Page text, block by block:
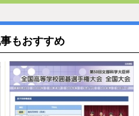
もおすすめ